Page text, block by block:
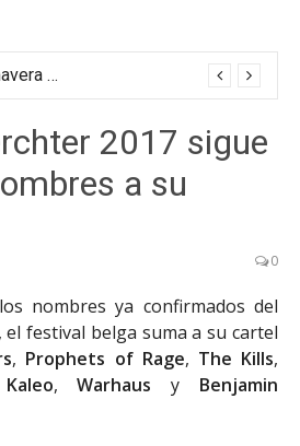
Crónica del Primavera Sound Porto 2026
2017 sigue
a su
0
nombres ya confirmados del
el festival belga suma a su cartel
, Prophets of Rage, The Kills,
Kaleo,Warhaus y Benjamin